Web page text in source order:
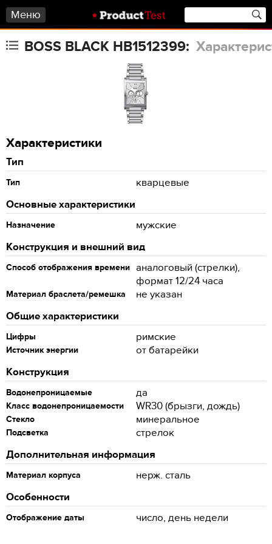
Меню
BOSS BLACK HB1512399:
Характеристики
Тип
Тип
кварцевые
Основные характеристики
Назначение
мужские
Конструкция и внешний вид
Способ отображения времени аналоговый (стрелки),
формат 12/24 часа
Материал браслета/ремешка
не указан
Общие характеристики
Цифры римские
Источник энергии
от батарейки
Конструкция
Водонепроницаемые да
Класс водонепроницаемости WR30 (брызги, дождь)
Стекло минеральное
Подсветка
стрелок
Дополнительная информация
Материал корпуса
нерж. сталь
Особенности
Отображение даты число, день недели